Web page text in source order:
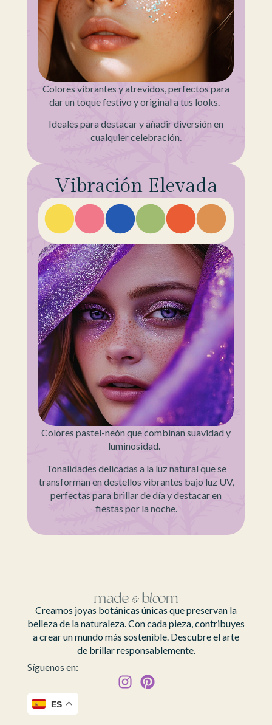
Colores vibrantes y atrevidos, perfectos para
dar un toque festivo y original a tus looks.
Ideales para destacar y añadir diversión en
cualquier celebración.
Vibración Elevada
Colores pastel-neón que combinan suavidad y
luminosidad.
Tonalidades delicadas a la luz natural que se
transforman en destellos vibrantes bajo luz UV,
perfectas para brillar de día y destacar en
fiestas por la noche.
Creamos joyas botánicas únicas que preservan la
belleza de la naturaleza. Con cada pieza, contribuyes
a crear un mundo más sostenible. Descubre el arte
de brillar responsablemente.
Síguenos en:
ES